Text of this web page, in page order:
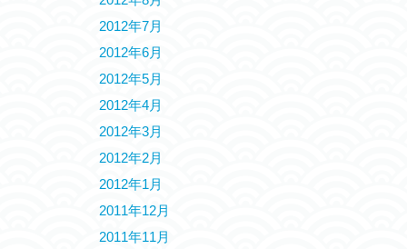
2012年7月
2012年6月
2012年5月
2012年4月
2012年3月
2012年2月
2012年1月
2011年12月
2011年11月